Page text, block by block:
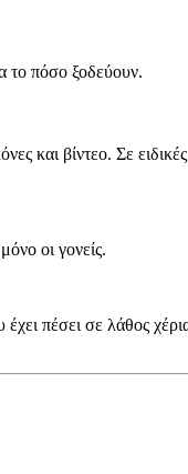
το πόσο ξοδεύουν.
και βίντεο. Σε
οι γονείς.
έχει πέσει σε λάθος